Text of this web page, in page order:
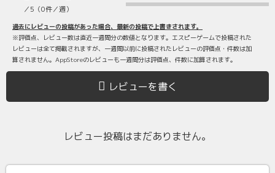
／5（0件／週）
過去にレビューの投稿があった場合、最新の投稿で上書きされます。
※評価点、レビュー数は直近一週間分の数値となります。エスピーゲームで投稿された
レビューは全て掲載されますが、一週間以前に投稿されたレビューの評価点・件数は加
算されません。AppStoreのレビューも一週間分は評価点、件数に加算されます。
レビューを書く
レビュー投稿はまだありません。